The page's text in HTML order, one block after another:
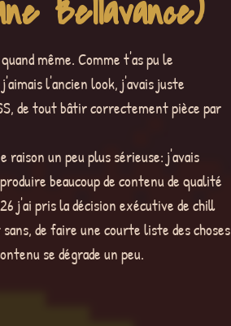
Bellavance)
même. Comme t'as pu le
l'ancien look, j'avais juste
de tout bâtir correctement pièce par
un peu plus sérieuse: j'avais
beaucoup de contenu de qualité
j'ai pris la décision exécutive de chill
de faire une courte liste des choses
se dégrade un peu.